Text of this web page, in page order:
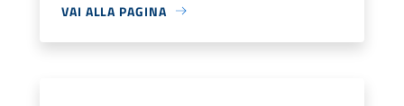
VAI ALLA PAGINA